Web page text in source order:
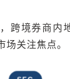
跨境券商内
场关注焦点。